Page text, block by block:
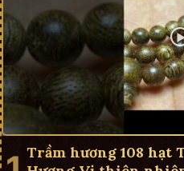
Trầm hương 108 hạt